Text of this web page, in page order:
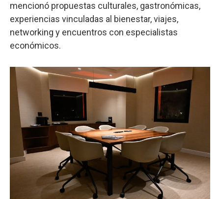
mencionó propuestas culturales, gastronómicas,
experiencias vinculadas al bienestar, viajes,
networking y encuentros con especialistas
económicos.